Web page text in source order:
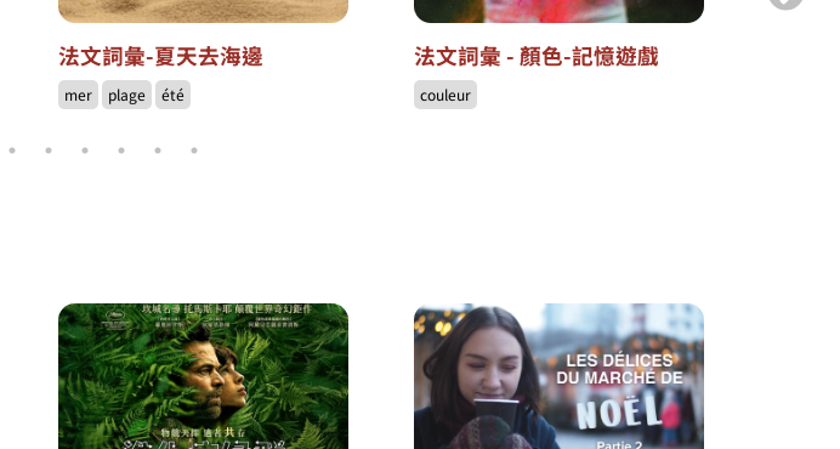
法文詞彙-夏天去海邊
mer plage été
法文詞彙 - 顏色-記憶遊戲
couleur